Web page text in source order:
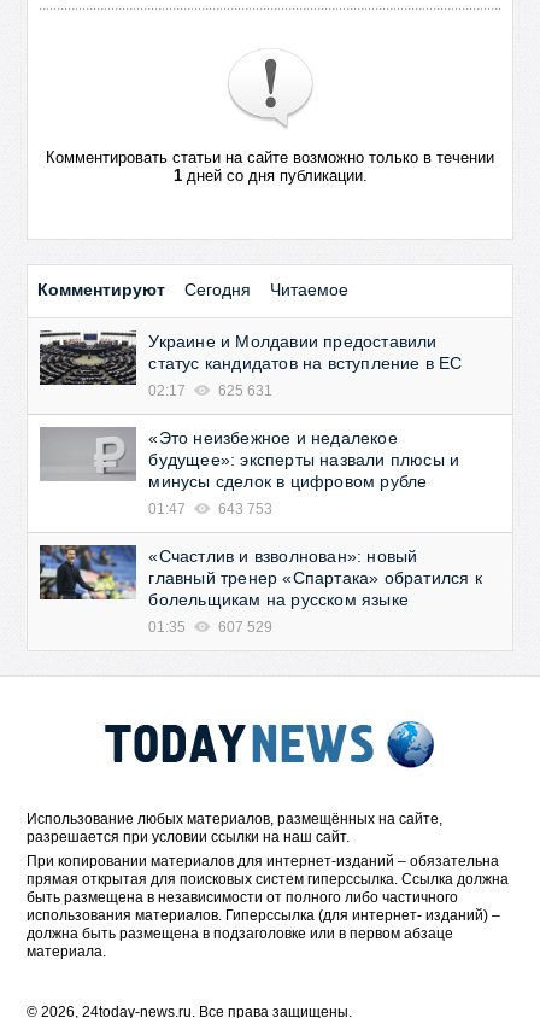
Комментировать статьи на сайте возможно только в течении
1дней со дня публикации.
Комментируют Сегодня Читаемое
Украине и Молдавии предоставили
статус кандидатов на вступление в ЕС
02:17 625 631
«Это неизбежное и недалекое
будущее»: эксперты назвали плюсы и
минусы сделок в цифровом рубле
01:47 643 753
«Счастлив и взволнован»: новый
главный тренер «Спартака» обратился к
болельщикам на русском языке
01:35 607 529
Использование любых материалов, размещённых на сайте,
разрешается при условии ссылки на наш сайт.
При копировании материалов для интернет-изданий – обязательна
прямая открытая для поисковых систем гиперссылка. Ссылка должна
быть размещена в независимости от полного либо частичного
использования материалов. Гиперссылка (для интернет- изданий) –
должна быть размещена в подзаголовке или в первом абзаце
материала.
© 2026, 24today-news.ru. Все права защищены.